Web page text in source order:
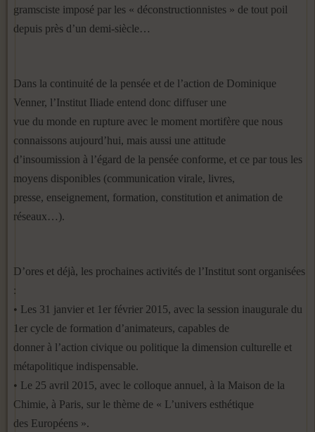
gramsciste imposé par les « déconstructionnistes » de tout poil
depuis près d’un demi-siècle…
Dans la continuité de la pensée et de l’action de Dominique
Venner, l’Institut Iliade entend donc diffuser une
vue du monde en rupture avec le moment mortifère que nous
connaissons aujourd’hui, mais aussi une attitude
d’insoumission à l’égard de la pensée conforme, et ce par tous les
moyens disponibles (communication virale, livres,
presse, enseignement, formation, constitution et animation de
réseaux…).
D’ores et déjà, les prochaines activités de l’Institut sont organisées
:
• Les 31 janvier et 1er février 2015, avec la session inaugurale du
1er cycle de formation d’animateurs, capables de
donner à l’action civique ou politique la dimension culturelle et
métapolitique indispensable.
• Le 25 avril 2015, avec le colloque annuel, à la Maison de la
Chimie, à Paris, sur le thème de « L’univers esthétique
des Européens ».